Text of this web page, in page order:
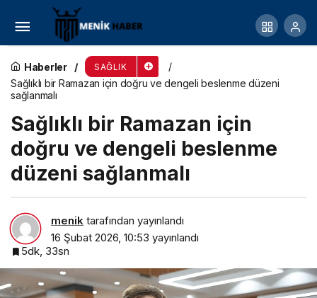
Haberler SAĞLIK
Sağlıklı bir Ramazan için doğru ve dengeli beslenme düzeni
sağlanmalı
Sağlıklı bir Ramazan için
doğru ve dengeli beslenme
düzeni sağlanmalı
menik tarafından yayınlandı
16 Şubat 2026, 10:53 yayınlandı
5dk, 33sn
Dijital Dünyada Omurga Sağlığı İçin 7 Öneri